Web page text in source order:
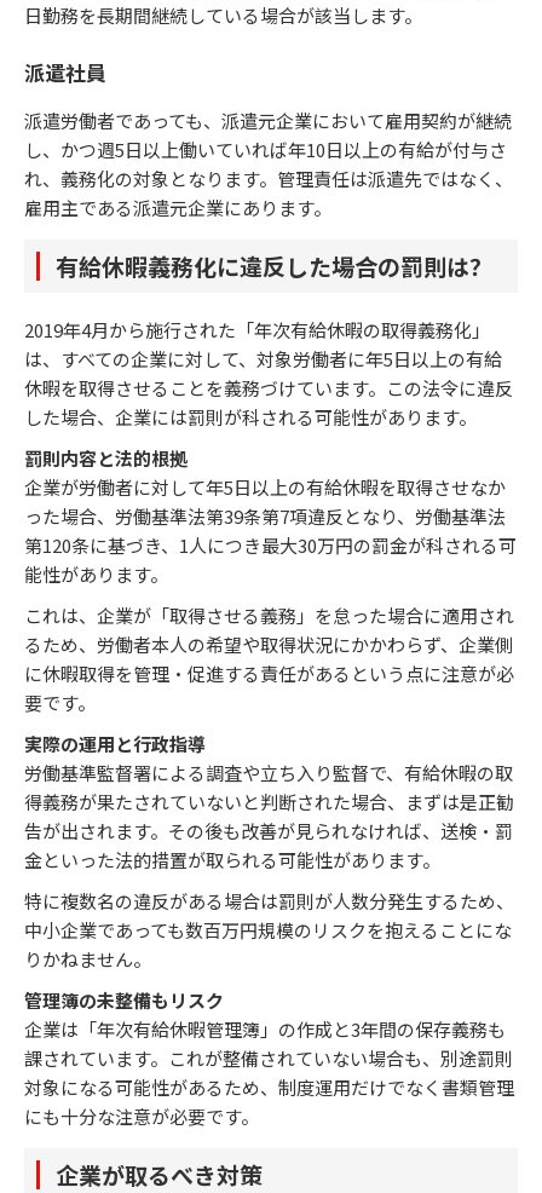
日勤務を長期間継続している場合が該当します。
派遣社員
派遣労働者であっても、派遣元企業において雇用契約が継続
し、かつ週5日以上働いていれば年10日以上の有給が付与さ
れ、義務化の対象となります。管理責任は派遣先ではなく、
雇用主である派遣元企業にあります。
有給休暇義務化に違反した場合の罰則は？
2019年4月から施行された「年次有給休暇の取得義務化」
は、すべての企業に対して、対象労働者に年5日以上の有給
休暇を取得させることを義務づけています。この法令に違反
した場合、企業には罰則が科される可能性があります。
罰則内容と法的根拠
企業が労働者に対して年5日以上の有給休暇を取得させなか
った場合、労働基準法第39条第7項違反となり、労働基準法
第120条に基づき、1人につき最大30万円の罰金が科される可
能性があります。
これは、企業が「取得させる義務」を怠った場合に適用され
るため、労働者本人の希望や取得状況にかかわらず、企業側
に休暇取得を管理・促進する責任があるという点に注意が必
要です。
実際の運用と行政指導
労働基準監督署による調査や立ち入り監督で、有給休暇の取
得義務が果たされていないと判断された場合、まずは是正勧
告が出されます。その後も改善が見られなければ、送検・罰
金といった法的措置が取られる可能性があります。
特に複数名の違反がある場合は罰則が人数分発生するため、
中小企業であっても数百万円規模のリスクを抱えることにな
りかねません。
管理簿の未整備もリスク
企業は「年次有給休暇管理簿」の作成と3年間の保存義務も
課されています。これが整備されていない場合も、別途罰則
対象になる可能性があるため、制度運用だけでなく書類管理
にも十分な注意が必要です。
企業が取るべき対策